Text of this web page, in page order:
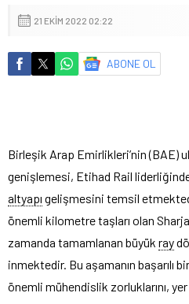
21 EKIM 2022 02:22
ABONE OL
Birleşik Arap Emirlikleri’nin (BAE)
genişlemesi, Etihad Rail
altyapı gelişmesini temsil
önemli kilometre taşları olan
zamanda tamamlanan büyük ray
inmektedir. Bu aşamanın başarılı
önemli mühendislik zorluklarını,